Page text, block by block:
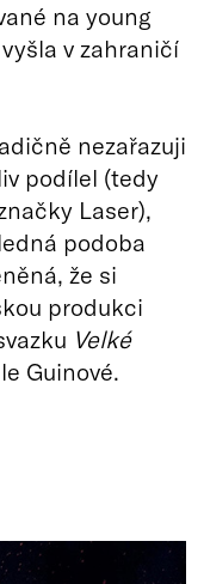
na young
v zahraničí
nezařazuji
podílel (tedy
Laser),
podoba
že si
produkci
Velké
Guinové.